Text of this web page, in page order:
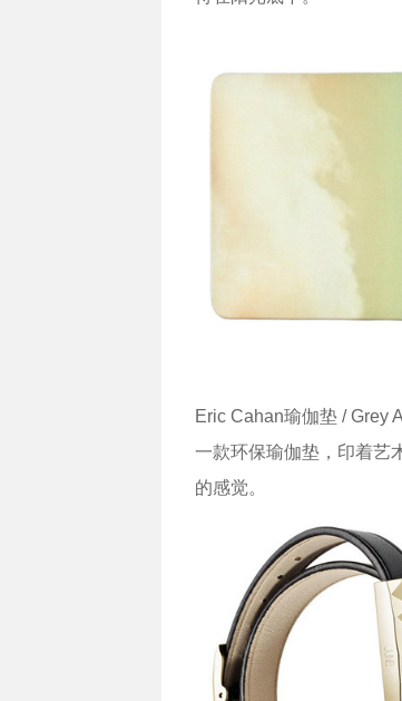
Eric Cahan瑜伽垫 / Grey
一款环保瑜伽垫，印着艺
的感觉。